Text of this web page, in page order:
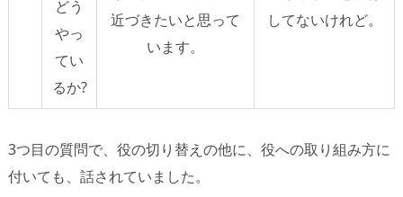
どう
やっ
てい
るか?
近づきたいと思って
います。
してないけれど。
3つ目の質問で、役の切り替えの他に、役への取り組み方に
付いても、話されていました。